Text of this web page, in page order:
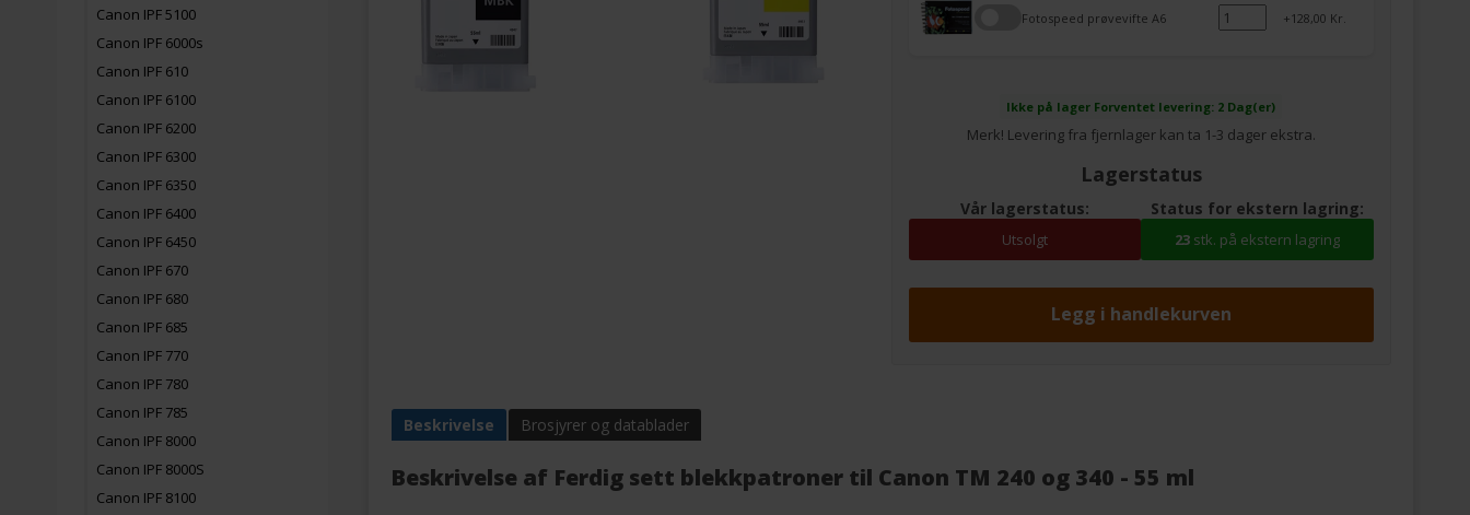
Canon IPF 5100
Canon IPF 6000s
Canon IPF 610
Canon IPF 6100
Canon IPF 6200
Canon IPF 6300
Canon IPF 6350
Canon IPF 6400
Canon IPF 6450
Canon IPF 670
Canon IPF 680
Canon IPF 685
Canon IPF 770
Canon IPF 780
Canon IPF 785
Canon IPF 8000
Canon IPF 8000S
Canon IPF 8100
Fotospeed prøvevifte A6 128,00 Kr.
Ikke på lager Forventet levering: 2 Dag(er)
Merk! Levering fra fjernlager kan ta 1-3 dager ekstra.
Lagerstatus
Vår lagerstatus:
Utsolgt
Status for ekstern lagring:
23 stk. på ekstern lagring
Beskrivelse Brosjyrer og datablader
Beskrivelse af Ferdig sett blekkpatroner til Canon TM 240 og 340 - 55 ml